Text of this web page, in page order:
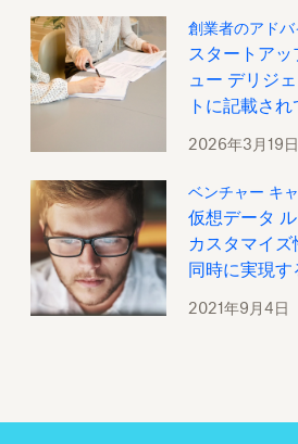
創業者のアドバ
スタートア
ュー デリジ
トに記載さ
2026年3月19日
ベンチャー キ
仮想データ
カスタマイ
同時に実現す
2021年9月4日